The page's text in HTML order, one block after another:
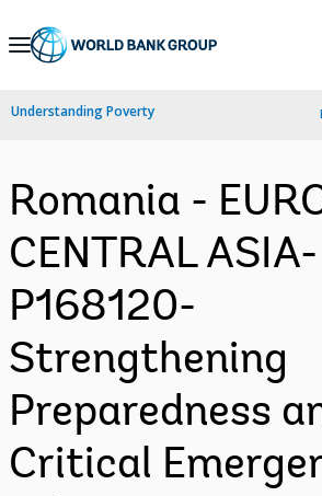
Skip
Navigation
Understanding Poverty
Romania -
CENTRAL ASIA-
P168120-
Strengthening
Preparedness
Critical